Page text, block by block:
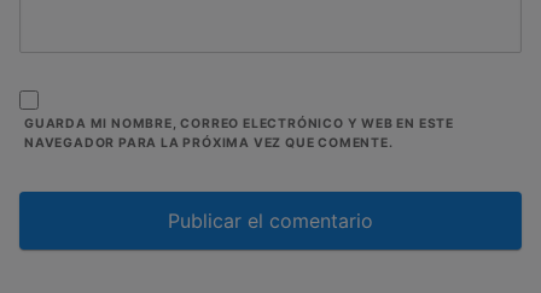
GUARDA MI NOMBRE, CORREO ELECTRÓNICO Y WEB EN ESTE
NAVEGADOR PARA LA PRÓXIMA VEZ QUE COMENTE.